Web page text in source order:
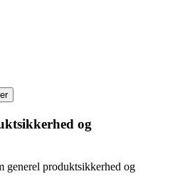
og
generel produktsikkerhed og